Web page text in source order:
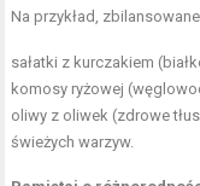
Na przykład,
sałatki z kurczakiem
komosy ryżowej
oliwy z oliwek (zdrowe
świeżych warzyw.